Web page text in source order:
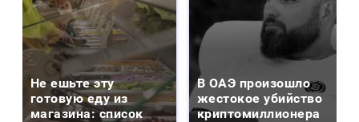
Не ешьте эту
готовую еду из
магазина: список
В ОАЭ произошло
жестокое убийство
криптомиллионера